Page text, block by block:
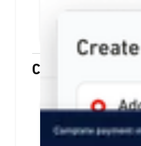
Checkout
Hanya sekali
sediakan